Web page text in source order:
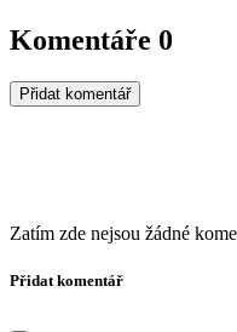
Komentáře 0
Přidat komentář
Zatím zde nejsou žádné
Přidat komentář